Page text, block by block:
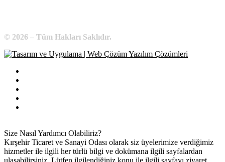
© 2026 – Tüm Hakları Saklıdır.
Size Nasıl Yardımcı Olabiliriz?
Kırşehir Ticaret ve Sanayi Odası olarak siz üyelerimize verdiğimiz
hizmetler ile ilgili her türlü bilgi ve dokümana ilgili sayfalardan